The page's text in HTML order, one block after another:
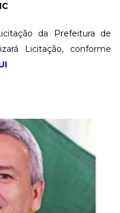
da Prefeitura de
Licitação, conforme